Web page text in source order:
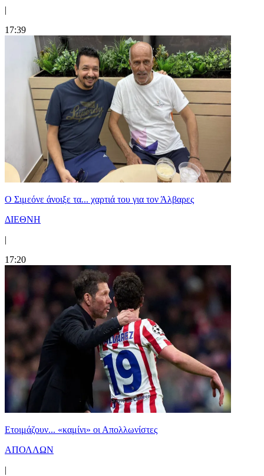
|
17:39
Ο Σιμεόνε άνοιξε τα... χαρτιά του για τον Άλβαρες
ΔΙΕΘΝΗ
|
17:20
Ετοιμάζουν... «καμίνι» οι Απολλωνίστες
ΑΠΟΛΛΩΝ
|